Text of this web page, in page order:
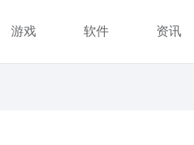
游戏 软件 资讯